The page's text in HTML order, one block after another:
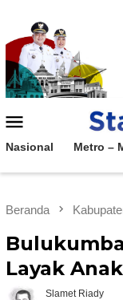
konten
Mobile
Nasional Metro –
Beranda
Layak
Slamet Riady